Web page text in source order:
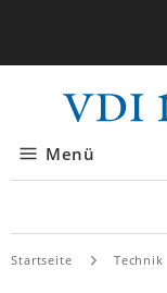
Menü
Startseite Technik